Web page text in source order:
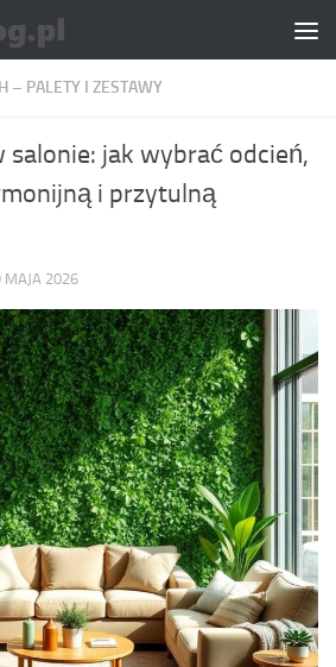
– PALETY I ZESTAWY
salonie: jak wybrać odcień,
i przytulną
MAJA 2026